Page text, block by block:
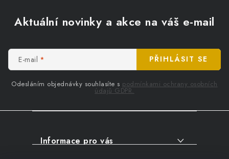
Aktuální novinky a akce na váš e-mail
E-mail
Odesláním objednávky souhlasíte s podmínkami ochrany osobních
údajů GDPR.
PŘIHLÁSIT SE
Informace pro vás